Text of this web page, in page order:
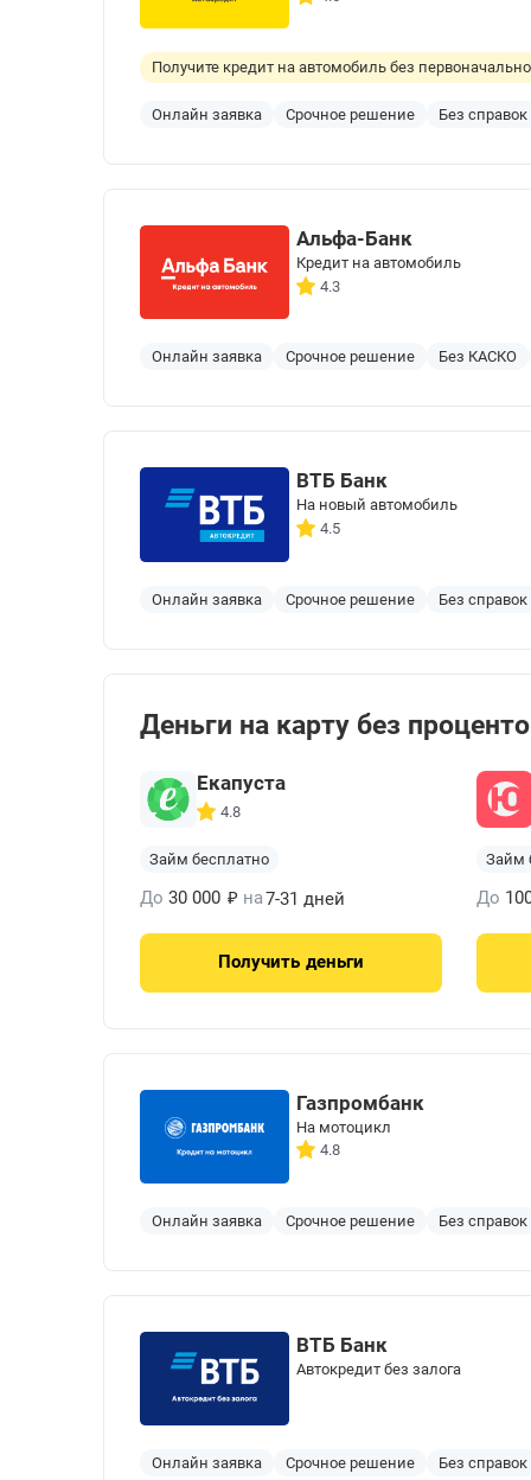
Получите кредит на автомобиль без
Онлайн заявка Срочное решение Без справок
Альфа-Банк
Кредит на автомобиль
4.3
Онлайн заявка Срочное решение Без КАСКО
ВТБ Банк
На новый автомобиль
4.5
Онлайн заявка Срочное решение Без справок
Деньги на карту без
Екапуста
4.8
Займ бесплатно
До 30 000 ₽ на7-31 дней
Получить деньги
Займ
До
Газпромбанк
На мотоцикл
4.8
Онлайн заявка Срочное решение Без справок
ВТБ Банк
Автокредит без залога
Онлайн заявка Срочное решение Без справок